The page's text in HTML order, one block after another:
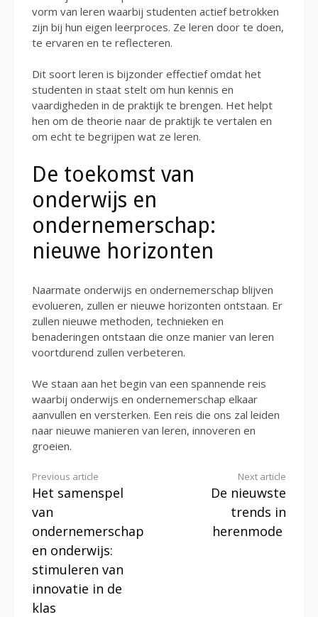
vorm van leren waarbij studenten actief betrokken
zijn bij hun eigen leerproces. Ze leren door te doen,
te ervaren en te reflecteren.
Dit soort leren is bijzonder effectief omdat het
studenten in staat stelt om hun kennis en
vaardigheden in de praktijk te brengen. Het helpt
hen om de theorie naar de praktijk te vertalen en
om echt te begrijpen wat ze leren.
De toekomst van
onderwijs en
ondernemerschap:
nieuwe horizonten
Naarmate onderwijs en ondernemerschap blijven
evolueren, zullen er nieuwe horizonten ontstaan. Er
zullen nieuwe methoden, technieken en
benaderingen ontstaan die onze manier van leren
voortdurend zullen verbeteren.
We staan aan het begin van een spannende reis
waarbij onderwijs en ondernemerschap elkaar
aanvullen en versterken. Een reis die ons zal leiden
naar nieuwe manieren van leren, innoveren en
groeien.
Continue
Reading
Previous article
Het samenspel
van
ondernemerschap
en onderwijs:
stimuleren van
innovatie in de
klas
Next article
De nieuwste
trends in
herenmode